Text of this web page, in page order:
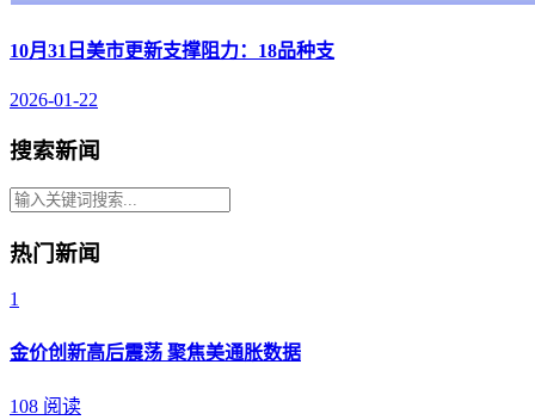
10月31日美市更新支撑阻力：18品种支
2026-01-22
搜索新闻
热门新闻
1
金价创新高后震荡 聚焦美通胀数据
108 阅读